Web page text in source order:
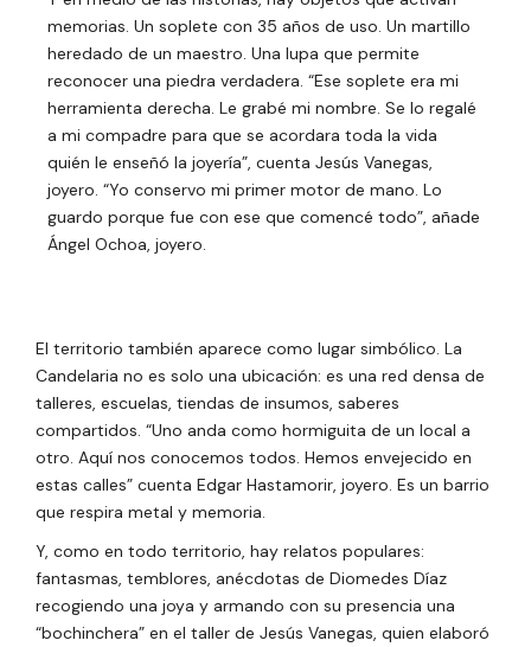
memorias. Un soplete con 35 años de uso. Un martillo
heredado de un maestro. Una lupa que permite
reconocer una piedra verdadera. “Ese soplete era mi
herramienta derecha. Le grabé mi nombre. Se lo regalé
a mi compadre para que se acordara toda la vida
quién le enseñó la joyería”, cuenta Jesús Vanegas,
joyero. “Yo conservo mi primer motor de mano. Lo
guardo porque fue con ese que comencé todo”, añade
Ángel Ochoa, joyero.
El territorio también aparece como lugar simbólico. La
Candelaria no es solo una ubicación: es una red densa de
talleres, escuelas, tiendas de insumos, saberes
compartidos. “Uno anda como hormiguita de un local a
otro. Aquí nos conocemos todos. Hemos envejecido en
estas calles” cuenta Edgar Hastamorir, joyero. Es un barrio
que respira metal y memoria.
Y, como en todo territorio, hay relatos populares:
fantasmas, temblores, anécdotas de Diomedes Díaz
recogiendo una joya y armando con su presencia una
“bochinchera” en el taller de Jesús Vanegas, quien elaboró